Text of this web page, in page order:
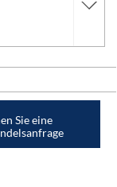
Sie eine